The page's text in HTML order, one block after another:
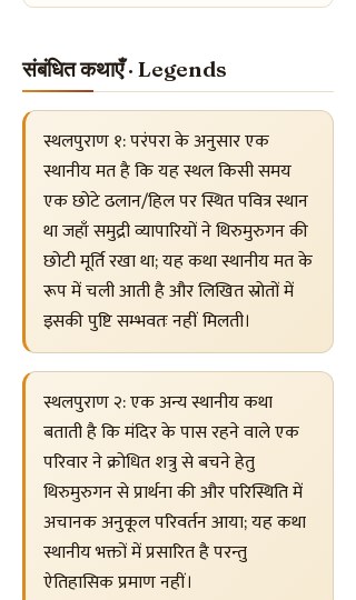
संबंधित कथाएँ · Legends
स्थलपुराण १: परंपरा के अनुसार एक
स्थानीय मत है कि यह स्थल किसी समय
एक छोटे ढलान/हिल पर स्थित पवित्र स्थान
था जहाँ समुद्री व्यापारियों ने थिरुमुरुगन की
छोटी मूर्ति रखा था; यह कथा स्थानीय मत के
रूप में चली आती है और लिखित स्रोतों में
इसकी पुष्टि सम्भवतः नहीं मिलती।
स्थलपुराण २: एक अन्य स्थानीय कथा
बताती है कि मंदिर के पास रहने वाले एक
परिवार ने क्रोधित शत्रु से बचने हेतु
थिरुमुरुगन से प्रार्थना की और परिस्थिति में
अचानक अनुकूल परिवर्तन आया; यह कथा
स्थानीय भक्तों में प्रसारित है परन्तु
ऐतिहासिक प्रमाण नहीं।